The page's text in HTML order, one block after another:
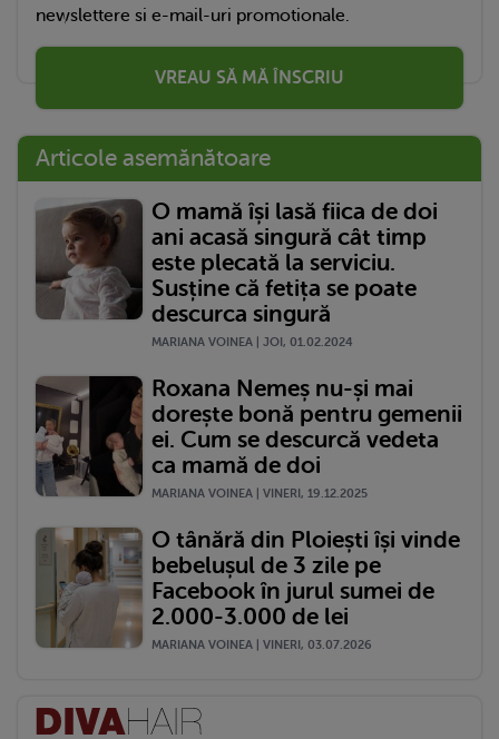
newslettere si e-mail-uri promotionale.
VREAU SĂ MĂ ÎNSCRIU
Articole asemănătoare
O mamă își lasă fiica de doi
ani acasă singură cât timp
este plecată la serviciu.
Susține că fetița se poate
descurca singură
MARIANA VOINEA | JOI, 01.02.2024
Roxana Nemeș nu-și mai
dorește bonă pentru gemenii
ei. Cum se descurcă vedeta
ca mamă de doi
MARIANA VOINEA | VINERI, 19.12.2025
O tânără din Ploiești își vinde
bebelușul de 3 zile pe
Facebook în jurul sumei de
2.000-3.000 de lei
MARIANA VOINEA | VINERI, 03.07.2026